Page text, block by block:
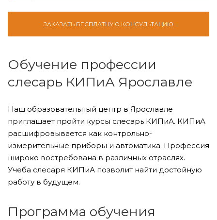
ЗАКАЗАТЬ БЕСПЛАТНУЮ КОНСУЛЬТАЦИЮ
Обучение профессии
слесарь КИПиА Ярославле
Наш образовательный центр в Ярославле
приглашает пройти курсы слесарь КИПиА. КИПиА
расшифровывается как контрольно-
измерительные приборы и автоматика. Профессия
широко востребована в различных отраслях.
Учеба слесаря КИПиА позволит найти достойную
работу в будущем.
Программа обучения